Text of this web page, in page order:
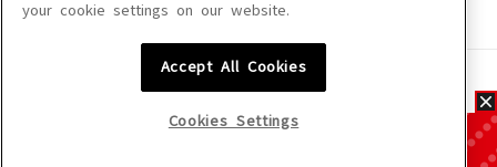
楽曲及びコンテンツの配信日、配信内容が変更になる場合があります。
your cookie settings on our website.
Accept All Cookies
Cookies Settings